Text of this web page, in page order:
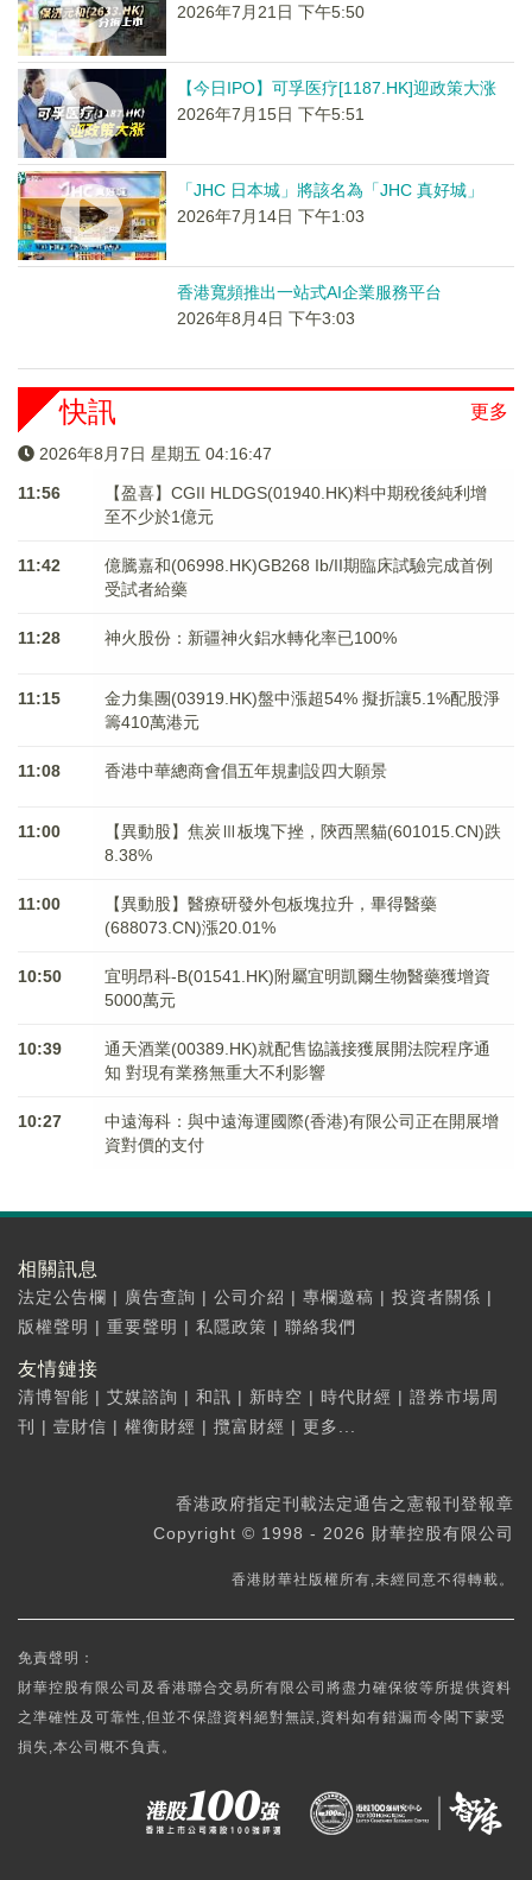
2026年7月21日 下午5:50
【今日IPO】可孚医疗[1187.HK]迎政策大涨
2026年7月15日 下午5:51
「JHC 日本城」將該名為「JHC 真好城」
2026年7月14日 下午1:03
香港寬頻推出一站式AI企業服務平台
2026年8月4日 下午3:03
更多
快訊
2026年8月7日 星期五 04:16:47
11:56
【盈喜】CGII HLDGS(01940.HK)料中期稅後純利增
至不少於1億元
11:42
億騰嘉和(06998.HK)GB268 Ib/II期臨床試驗完成首例
受試者給藥
11:28 神火股份：新疆神火鋁水轉化率已100%
11:15
金力集團(03919.HK)盤中漲超54% 擬折讓5.1%配股淨
籌410萬港元
11:08 香港中華總商會倡五年規劃設四大願景
11:00
【異動股】焦炭Ⅲ板塊下挫，陝西黑貓(601015.CN)跌
8.38%
11:00
【異動股】醫療研發外包板塊拉升，畢得醫藥
(688073.CN)漲20.01%
10:50
宜明昂科-B(01541.HK)附屬宜明凱爾生物醫藥獲增資
5000萬元
10:39
通天酒業(00389.HK)就配售協議接獲展開法院程序通
知 對現有業務無重大不利影響
10:27
中遠海科：與中遠海運國際(香港)有限公司正在開展增
資對價的支付
相關訊息
法定公告欄 | 廣告查詢 | 公司介紹 | 專欄邀稿 | 投資者關係 |
版權聲明 | 重要聲明 | 私隱政策 | 聯絡我們
友情鏈接
清博智能 | 艾媒諮詢 | 和訊 | 新時空 | 時代財經 | 證券市場周
刊
| 壹財信 | 權衡財經 | 攬富財經 | 更多...
香港政府指定刊載法定通告之憲報刊登報章
Copyright © 1998 - 2026 財華控股有限公司
香港財華社版權所有,未經同意不得轉載。
免責聲明：
財華控股有限公司及香港聯合交易所有限公司將盡力確保彼等所提供資料
之準確性及可靠性,但並不保證資料絕對無誤,資料如有錯漏而令閣下蒙受
損失,本公司概不負責。